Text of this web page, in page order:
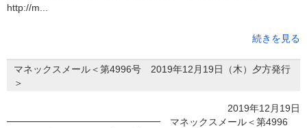
http://m...
続きを見る
マネックスメール＜第4996号 2019年12月19日（木）夕方発行
＞
2019年12月19日
━━━━━━━━━━━━━━━━ マネックスメール＜第4996